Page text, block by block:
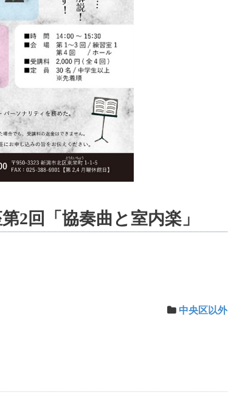
2回「協奏曲と室内楽」
中央区以外